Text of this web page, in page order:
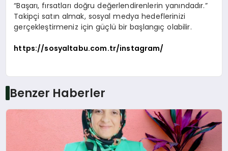
“Başarı, fırsatları doğru değerlendirenlerin yanındadır.”
Takipçi satın almak, sosyal medya hedeflerinizi
gerçekleştirmeniz için güçlü bir başlangıç olabilir.
https://sosyaltabu.com.tr/instagram/
Benzer Haberler